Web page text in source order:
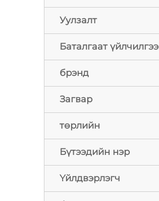
Уулзалт
Баталгаат үйлчилгээ
брэнд
Загвар
төрлийн
Бүтээдийн нэр
Үйлдвэрлэгч